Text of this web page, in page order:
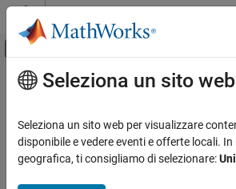
Vai al contenuto
Attiva/disattiva menu di
Risorsa
Stato
Contenuto principale
Seleziona un sito web
Seleziona un sito web per visualizzare
disponibile e vedere eventi e offerte locali.
geografica, ti consigliamo di selezionare: